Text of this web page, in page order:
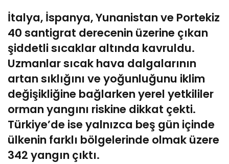
İtalya, İspanya, Yunanistan ve Portekiz
40 santigrat derecenin üzerine çıkan
şiddetli sıcaklar altında kavruldu.
Uzmanlar sıcak hava dalgalarının
artan sıklığını ve yoğunluğunu iklim
değişikliğine bağlarken yerel yetkililer
orman yangını riskine dikkat çekti.
Türkiye’de ise yalnızca beş gün içinde
ülkenin farklı bölgelerinde olmak üzere
342 yangın çıktı.